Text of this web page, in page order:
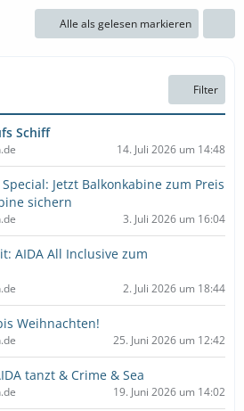
Alle als gelesen markieren
Filter
Schiff
14. Juli 2026 um 14:48
Jetzt Balkonkabine zum Preis
sichern
3. Juli 2026 um 16:04
AIDA All Inclusive zum
2. Juli 2026 um 18:44
Weihnachten!
25. Juni 2026 um 12:42
tanzt & Crime & Sea
19. Juni 2026 um 14:02